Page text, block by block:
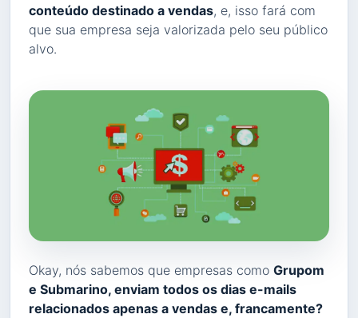
conteúdo destinado a vendas, e, isso fará com
que sua empresa seja valorizada pelo seu público
alvo.
Okay, nós sabemos que empresas como Grupom
e Submarino, enviam todos os dias e-mails
relacionados apenas a vendas e, francamente?